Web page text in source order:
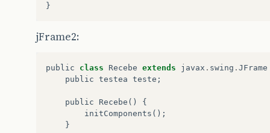
}
jFrame2:
public class Recebe extends javax . swing . JFrame
public testea teste ;
public Recebe ()
{
initComponents ();
}